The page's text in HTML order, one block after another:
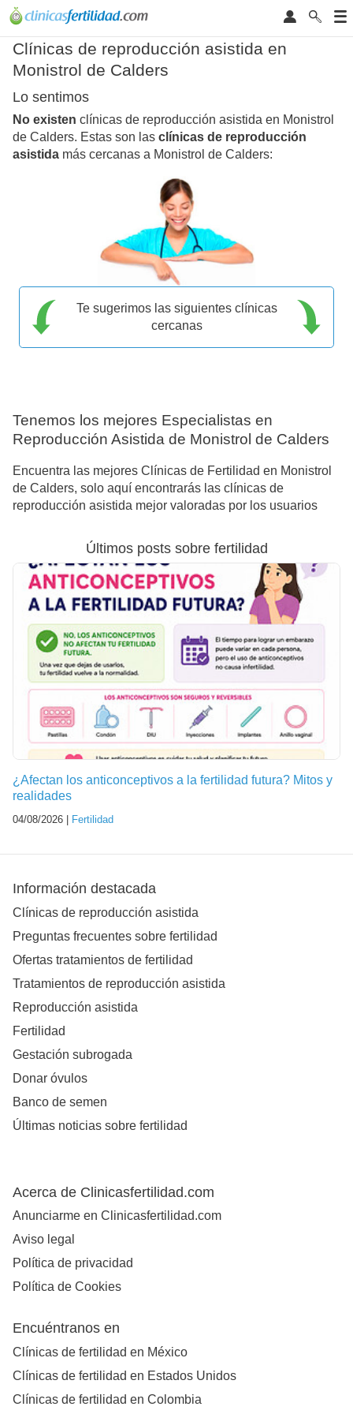
Clínicas de reproducción asistida en
Monistrol de Calders
Lo sentimos
No existen clínicas de reproducción asistida en Monistrol
de Calders. Estas son las clínicas de reproducción
asistida más cercanas a Monistrol de Calders:
Te sugerimos las siguientes clínicas
cercanas
Tenemos los mejores Especialistas en
Reproducción Asistida de Monistrol de Calders
Encuentra las mejores Clínicas de Fertilidad en Monistrol
de Calders, solo aquí encontrarás las clínicas de
reproducción asistida mejor valoradas por los usuarios
Últimos posts sobre fertilidad
¿Afectan los anticonceptivos a la fertilidad futura? Mitos y
realidades
04/08/2026 | Fertilidad
Información destacada
Clínicas de reproducción asistida
Preguntas frecuentes sobre fertilidad
Ofertas tratamientos de fertilidad
Tratamientos de reproducción asistida
Reproducción asistida
Fertilidad
Gestación subrogada
Donar óvulos
Banco de semen
Últimas noticias sobre fertilidad
Acerca de Clinicasfertilidad.com
Anunciarme en Clinicasfertilidad.com
Aviso legal
Política de privacidad
Política de Cookies
Encuéntranos en
Clínicas de fertilidad en México
Clínicas de fertilidad en Estados Unidos
Clínicas de fertilidad en Colombia